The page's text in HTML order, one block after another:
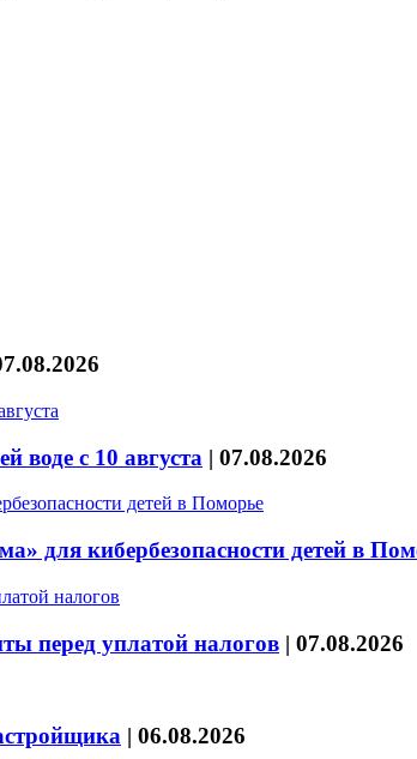
воде с 10 августа | 07.08.2026
для кибербезопасности детей в
перед уплатой налогов | 07.08.2026
| 06.08.2026